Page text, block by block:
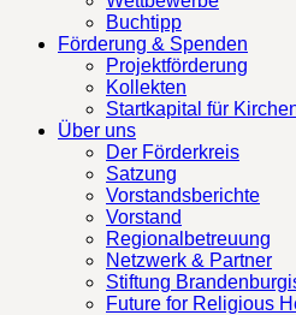
Buchtipp
Förderung & Spenden
Projektförderung
Kollekten
Startkapital für
Über uns
Der Förderkreis
Satzung
Vorstandsberichte
Vorstand
Regionalbetreuung
Netzwerk & Partner
Stiftung
Future for Religious